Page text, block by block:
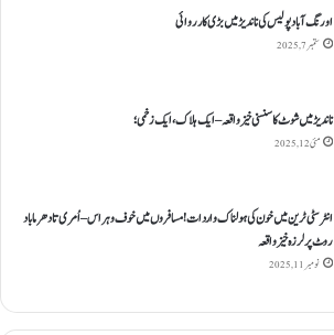
اورنگ آباد پولیس کی ناندیڑ میں بڑی کارروائی
ستمبر 7, 2025
ناندیڑ میں شوٹ کا سنسنی خیز واقعہ – ایک ہلاک، ایک زخمی؛
مئی 12, 2025
انٹر سٹی ٹرین میں خون کی ہولناک واردات! مسافروں میں خوف و ہراس – اُمری تا دھرما باد
روٹ پر لرزہ خیز واقعہ
نومبر 11, 2025